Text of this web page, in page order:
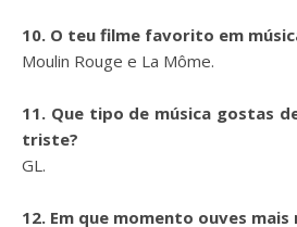
10. O teu filme favorito em
Moulin Rouge e La Môme.
11. Que tipo de música gostas
triste?
GL.
12. Em que momento ouves mais